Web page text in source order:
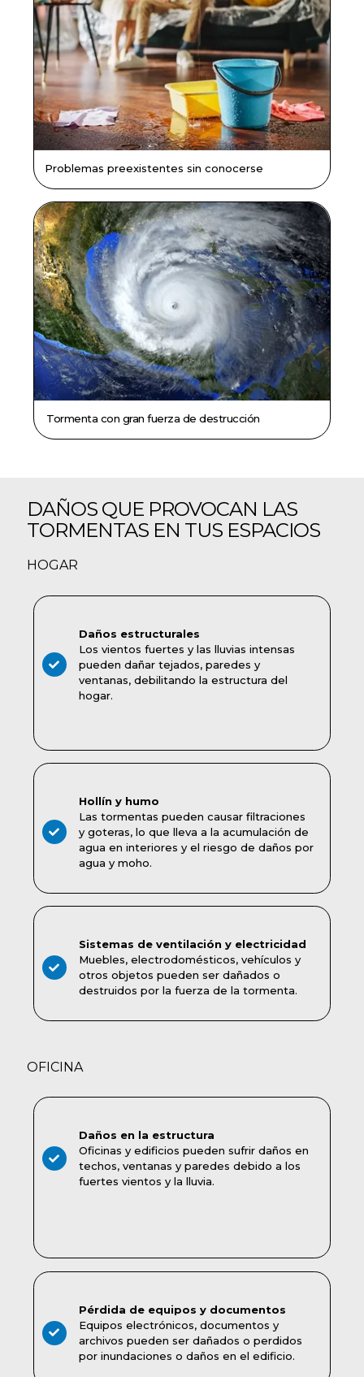
Problemas preexistentes sin conocerse
Tormenta con gran fuerza de destrucción
DAÑOS QUE PROVOCAN LAS
TORMENTAS EN TUS ESPACIOS
HOGAR
Daños estructurales
Los vientos fuertes y las lluvias intensas
pueden dañar tejados, paredes y
ventanas, debilitando la estructura del
hogar.
Hollín y humo
Las tormentas pueden causar filtraciones
y goteras, lo que lleva a la acumulación de
agua en interiores y el riesgo de daños por
agua y moho.
Sistemas de ventilación y electricidad
Muebles, electrodomésticos, vehículos y
otros objetos pueden ser dañados o
destruidos por la fuerza de la tormenta.
OFICINA
Daños en la estructura
Oficinas y edificios pueden sufrir daños en
techos, ventanas y paredes debido a los
fuertes vientos y la lluvia.
Pérdida de equipos y documentos
Equipos electrónicos, documentos y
archivos pueden ser dañados o perdidos
por inundaciones o daños en el edificio.